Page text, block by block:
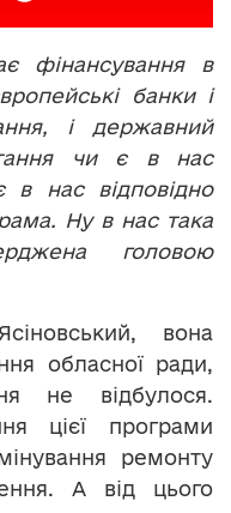
фінансування в
банки і
і державний
чи є в нас
в нас відповідно
Ну в нас така
головою
вона
обласної ради,
не відбулося.
цієї програми
ремонту
А від цього